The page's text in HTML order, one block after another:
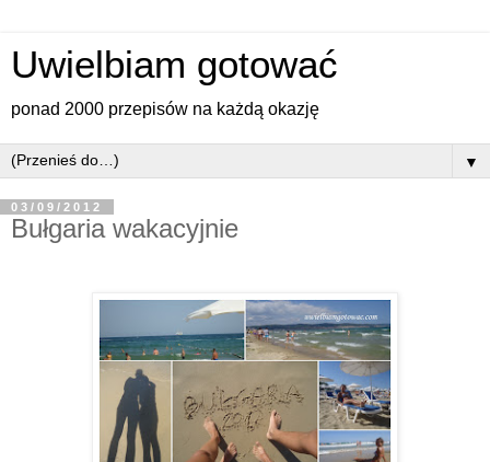
Uwielbiam gotować
ponad 2000 przepisów na każdą okazję
▼
03/09/2012
Bułgaria wakacyjnie